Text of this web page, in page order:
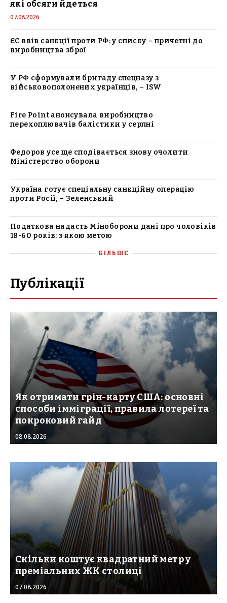
які обсяги йдеться
07.08.2026
ЄС ввів санкції проти РФ: у списку – причетні до
виробництва зброї
У РФ сформували бригаду спецназу з
військовополонених українців, – ISW
Fire Point анонсувала виробництво
перехоплювачів балістики у серпні
Федоров усе ще сподівається знову очолити
Міністерство оборони
Україна готує спеціальну санкційну операцію
проти Росії, – Зеленський
Податкова надасть Міноборони дані про чоловіків
18-60 років: з якою метою
БІЛЬШЕ
Публікації
Як отримати грін-карту США: основні
способи імміграції, правила лотереї та
покроковий гайд
08.08.2026
Скільки коштує квадратний метр у
преміальних ЖК столиці
07.08.2026